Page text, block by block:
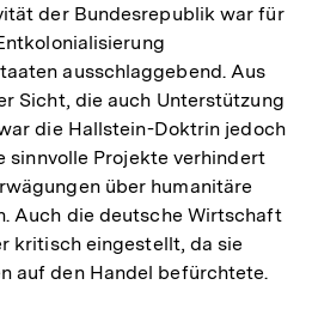
Fußnote
der Bundesrepublik war für
ausschlaggebend. Aus
Sicht, die auch Unterstützung
die Hallstein-Doktrin jedoch
sinnvolle Projekte verhindert
über humanitäre
Auch die deutsche Wirtschaft
kritisch eingestellt, da sie
auf den Handel befürchtete.